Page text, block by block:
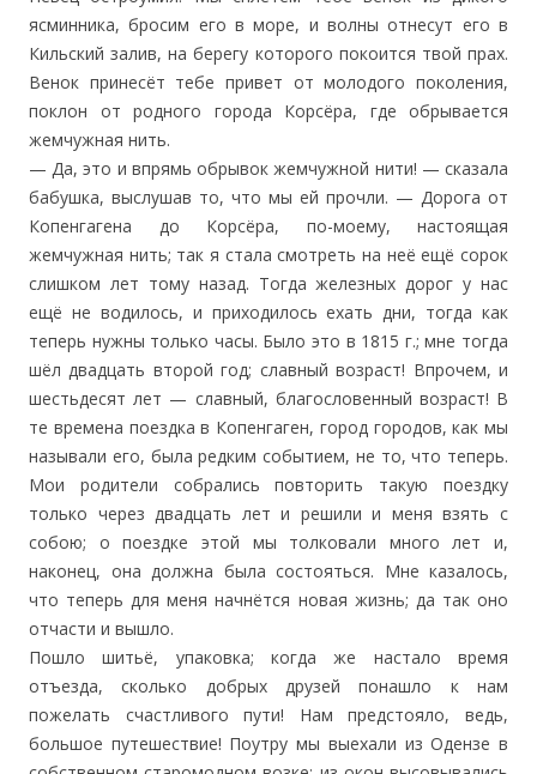
ясминника, бросим его в море, и волны отнесут его в
Кильский залив, на берегу которого покоится твой прах.
Венок принесёт тебе привет от молодого поколения,
поклон от родного города Корсёра, где обрывается
жемчужная нить.
— Да, это и впрямь обрывок жемчужной нити! — сказала
бабушка, выслушав то, что мы ей прочли. — Дорога от
Копенгагена до Корсёра, по-моему, настоящая
жемчужная нить; так я стала смотреть на неё ещё сорок
слишком лет тому назад. Тогда железных дорог у нас
ещё не водилось, и приходилось ехать дни, тогда как
теперь нужны только часы. Было это в 1815 г.; мне тогда
шёл двадцать второй год; славный возраст! Впрочем, и
шестьдесят лет — славный, благословенный возраст! В
те времена поездка в Копенгаген, город городов, как мы
называли его, была редким событием, не то, что теперь.
Мои родители собрались повторить такую поездку
только через двадцать лет и решили и меня взять с
собою; о поездке этой мы толковали много лет и,
наконец, она должна была состояться. Мне казалось,
что теперь для меня начнётся новая жизнь; да так оно
отчасти и вышло.
Пошло шитьё, упаковка; когда же настало время
отъезда, сколько добрых друзей понашло к нам
пожелать счастливого пути! Нам предстояло, ведь,
большое путешествие! Поутру мы выехали из Одензе в